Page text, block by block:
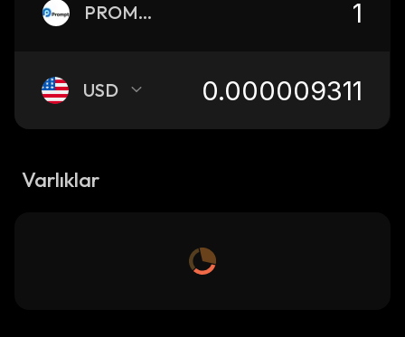
PROMPT
USD
Varlıklar